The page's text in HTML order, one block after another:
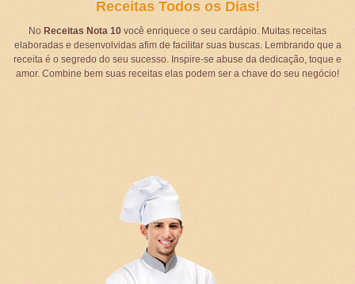
Receitas Todos os Dias!
No Receitas Nota 10você enriquece o seu cardápio. Muitas receitas
elaboradas e desenvolvidas afim de facilitar suas buscas. Lembrando que a
receita é o segredo do seu sucesso. Inspire-se abuse da dedicação, toque e
amor. Combine bem suas receitas elas podem ser a chave do seu negócio!